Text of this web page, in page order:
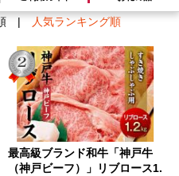
| 人気ランキング順
最高級ブランド和牛「神戸牛
（神戸ビーフ）」リブロース1.